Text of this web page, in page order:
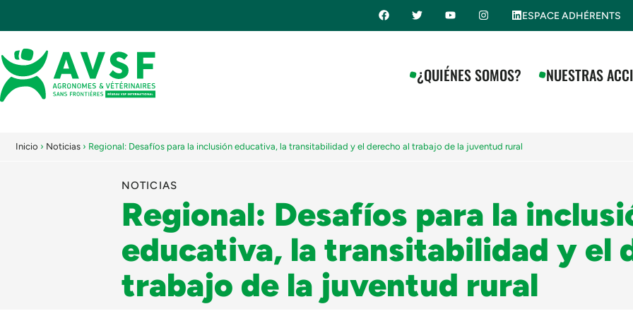
ESPACE ADHÉRENTS
¿QUIÉNES SOMOS? NUESTRAS
Inicio › Noticias › Regional: Desafíos para la inclusión educativa, la transitabilidad y el derecho al trabajo de la juventud rural
NOTICIAS
Regional: Desafíos para la
educativa, la transitabilidad y el
trabajo de la juventud rural